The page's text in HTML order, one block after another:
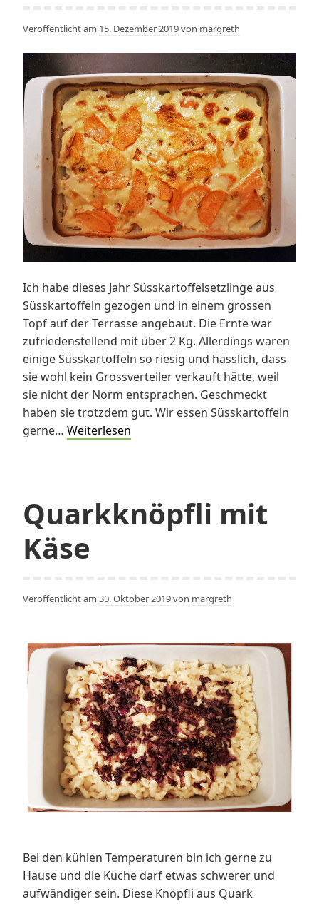
Veröffentlicht am 15. Dezember 2019von margreth
Ich habe dieses Jahr Süsskartoffelsetzlinge aus
Süsskartoffeln gezogen und in einem grossen
Topf auf der Terrasse angebaut. Die Ernte war
zufriedenstellend mit über 2 Kg. Allerdings waren
einige Süsskartoffeln so riesig und hässlich, dass
sie wohl kein Grossverteiler verkauft hätte, weil
sie nicht der Norm entsprachen. Geschmeckt
haben sie trotzdem gut. Wir essen Süsskartoffeln
gerne… Weiterlesen
Quarkknöpfli mit
Käse
Veröffentlicht am 30. Oktober 2019von margreth
Bei den kühlen Temperaturen bin ich gerne zu
Hause und die Küche darf etwas schwerer und
aufwändiger sein. Diese Knöpfli aus Quark